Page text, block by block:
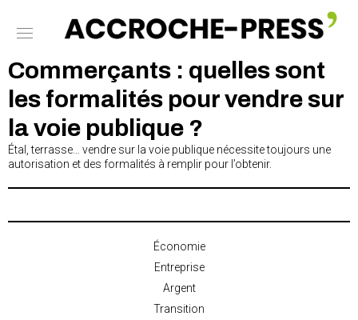
Commerçants : quelles sont
les formalités pour vendre sur
la voie publique ?
Étal, terrasse… vendre sur la voie publique nécessite toujours une
autorisation et des formalités à remplir pour l’obtenir.
Économie
Entreprise
Argent
Transition